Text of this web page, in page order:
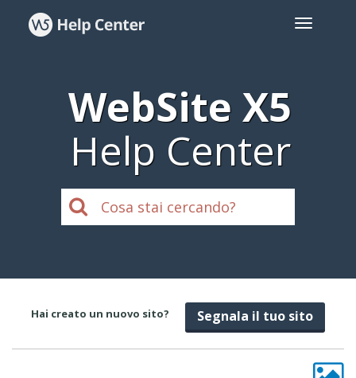
WebSite X5
Help Center
Hai creato un nuovo sito? Segnala il tuo sito